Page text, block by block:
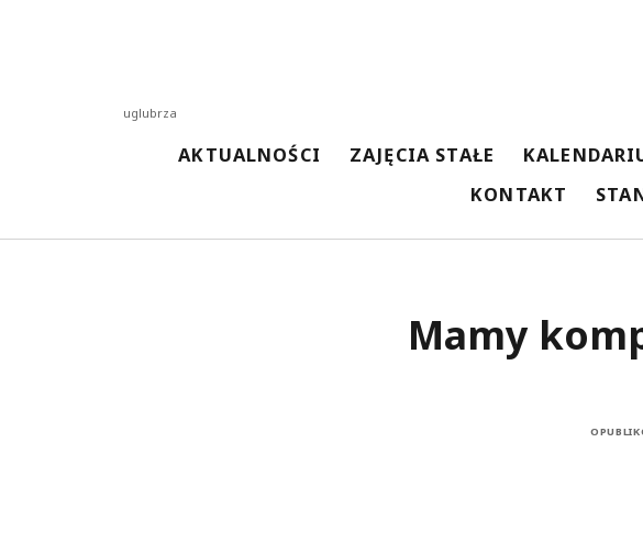
uglubrza
AKTUALNOŚCI ZAJĘCIA STAŁE
KONTAKT
13 kwietnia 2026Mamy